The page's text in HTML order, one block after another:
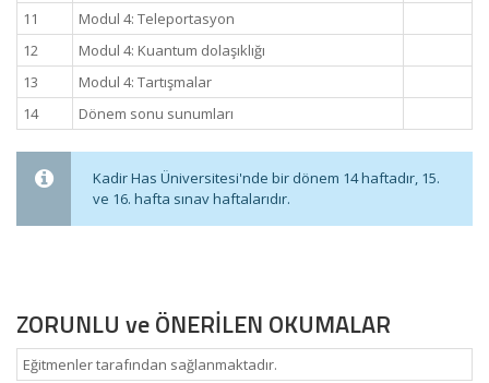
11
Modul 4: Teleportasyon
12
Modul 4: Kuantum dolaşıklığı
13
Modul 4: Tartışmalar
14
Dönem sonu sunumları
Kadir Has Üniversitesi'nde bir dönem 14 haftadır, 15.
ve 16. hafta sınav haftalarıdır.
ZORUNLU ve ÖNERİLEN OKUMALAR
Eğitmenler tarafından sağlanmaktadır.